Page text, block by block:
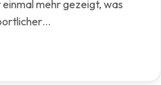
mehr gezeigt, was
rundum gelungenes Fest